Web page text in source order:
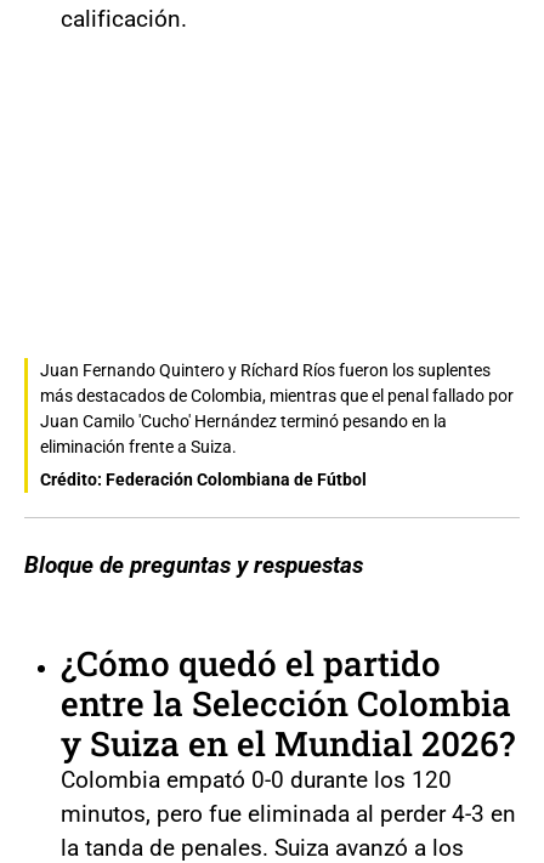
calificación.
Juan Fernando Quintero y Ríchard Ríos fueron los suplentes
más destacados de Colombia, mientras que el penal fallado por
Juan Camilo 'Cucho' Hernández terminó pesando en la
eliminación frente a Suiza.
Crédito: Federación Colombiana de Fútbol
Bloque de preguntas y respuestas
¿Cómo quedó el partido
entre la Selección Colombia
y Suiza en el Mundial 2026?
Colombia empató 0-0 durante los 120
minutos, pero fue eliminada al perder 4-3 en
la tanda de penales. Suiza avanzó a los